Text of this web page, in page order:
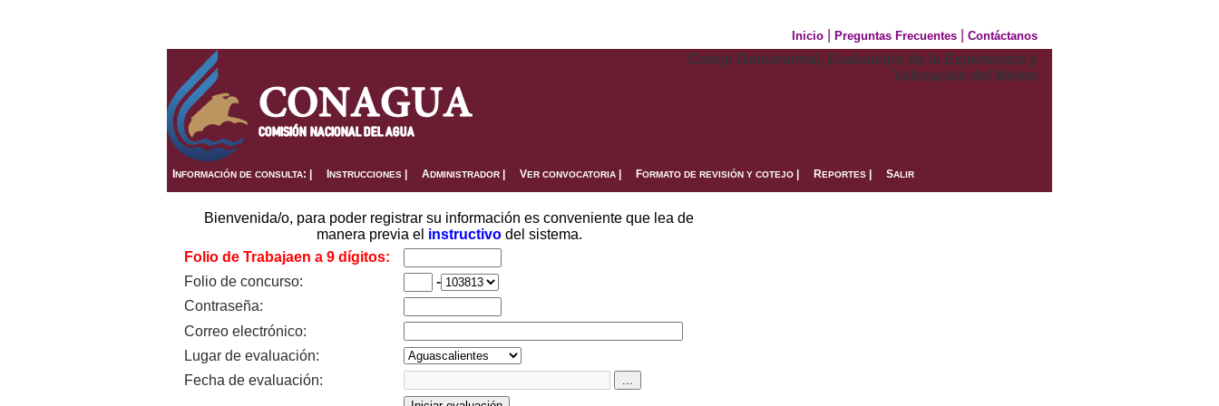
Inicio Preguntas Frecuentes Contáctanos
Cotejo Documental, Evaluación de la Experiencia y
Valoración del Mérito
NFORMACIÓN DE CONSULTA: | NSTRUCCIONES ADMINISTRADOR VER CONVOCATORIA FORMATO DE REVISIÓN Y COTEJO REPORTES SALIR
Bienvenida/o, para poder registrar su información es conveniente que lea de
manera previa el instructivodel sistema.
Folio de Trabajaen a 9 dígitos:
Folio de concurso:
-
Contraseña:
Correo electrónico:
Lugar de evaluación:
Fecha de evaluación: